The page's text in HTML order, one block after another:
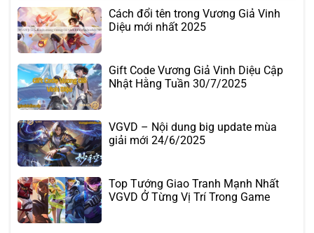
Cách đổi tên trong Vương Giả Vinh
Diệu mới nhất 2025
Gift Code Vương Giả Vinh Diệu Cập
Nhật Hằng Tuần 30/7/2025
VGVD – Nội dung big update mùa
giải mới 24/6/2025
Top Tướng Giao Tranh Mạnh Nhất
VGVD Ở Từng Vị Trí Trong Game